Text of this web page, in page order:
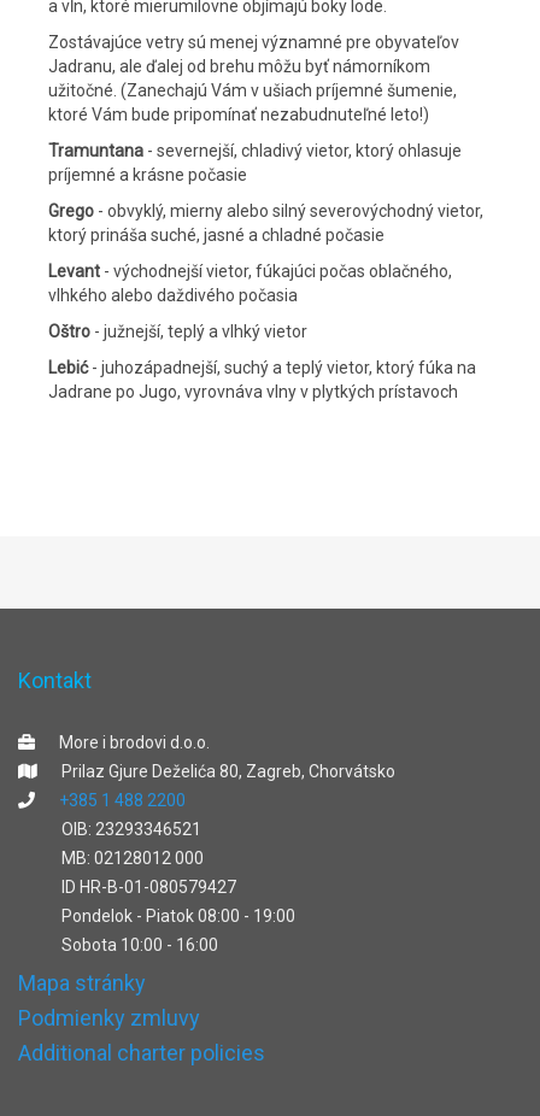
a vĺn, ktoré mierumilovne objímajú boky lode.
Zostávajúce vetry sú menej významné pre obyvateľov
Jadranu, ale ďalej od brehu môžu byť námorníkom
užitočné. (Zanechajú Vám v ušiach príjemné šumenie,
ktoré Vám bude pripomínať nezabudnuteľné leto!)
Tramuntana - severnejší, chladivý vietor, ktorý ohlasuje
príjemné a krásne počasie
Grego - obvyklý, mierny alebo silný severovýchodný vietor,
ktorý prináša suché, jasné a chladné počasie
Levant - východnejší vietor, fúkajúci počas oblačného,
vlhkého alebo daždivého počasia
Oštro - južnejší, teplý a vlhký vietor
Lebić- juhozápadnejší, suchý a teplý vietor, ktorý fúka na
Jadrane po Jugo, vyrovnáva vlny v plytkých prístavoch
Kontakt
More i brodovi d.o.o.
Prilaz Gjure Deželića 80, Zagreb, Chorvátsko
+385 1 488 2200
OIB: 23293346521
MB: 02128012 000
ID HR-B-01-080579427
Pondelok - Piatok 08:00 - 19:00
Sobota 10:00 - 16:00
Mapa stránky
Podmienky zmluvy
Additional charter policies